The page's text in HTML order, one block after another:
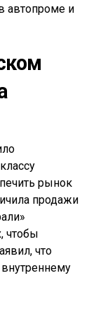
автопроме и
рынок
продажи
чтобы
что